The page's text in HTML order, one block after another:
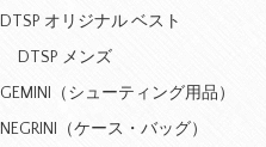
DTSP オリジナル ベスト
DTSP メンズ
GEMINI（シューティング用品）
NEGRINI（ケース・バッグ）